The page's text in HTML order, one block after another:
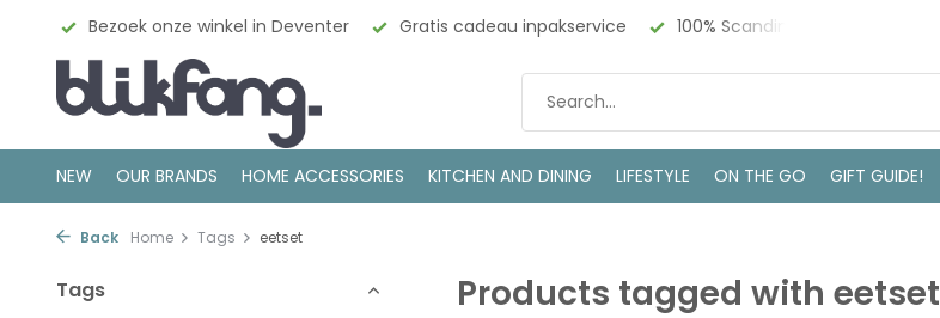
Bezoek onze winkel in Deventer Gratis cadeau inpakservice 100% Scandinavisch Design
NEW OUR BRANDS HOME ACCESSORIES KITCHEN AND DINING LIFESTYLE ON THE GO GIFT GUIDE!
Back Home Tags eetset
Tags
Products tagged with eetset